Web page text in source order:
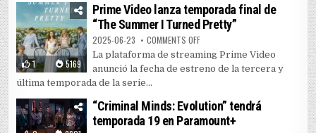
1 5169
Prime Video lanza temporada final de
“The Summer I Turned Pretty”
2025-06-23 COMMENTS OFFON PRIME VIDEO LANZA
La plataforma de streaming Prime Video
anunció la fecha de estreno de la tercera y
última temporada de la serie...
“Criminal Minds: Evolution” tendrá
temporada 19 en Paramount+